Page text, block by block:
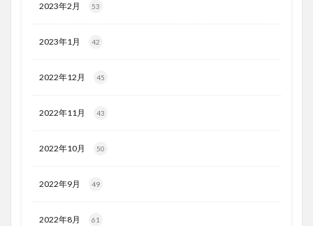
2023年2月 53
2023年1月 42
2022年12月 45
2022年11月 43
2022年10月 50
2022年9月 49
2022年8月 61